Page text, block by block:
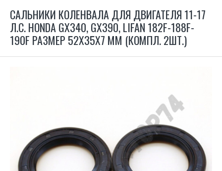
САЛЬНИКИ КОЛЕНВАЛА ДЛЯ ДВИГАТЕЛЯ 11-17
Л.С. HONDA GX340, GX390, LIFAN 182F-188F-
190F РАЗМЕР 52X35X7 ММ (КОМПЛ. 2ШТ.)